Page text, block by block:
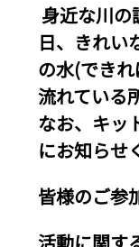
身近な川の調査を希望される方は、当
日、きれい
の水(でき
流れている
なお、キッ
にお知らせ
皆様のご参